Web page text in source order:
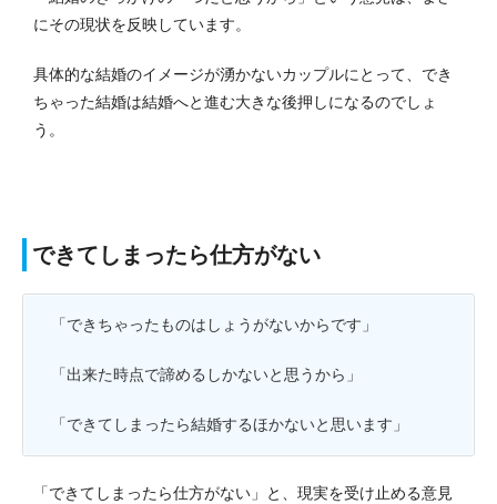
にその現状を反映しています。
具体的な結婚のイメージが湧かないカップルにとって、でき
ちゃった結婚は結婚へと進む大きな後押しになるのでしょ
う。
できてしまったら仕方がない
「できちゃったものはしょうがないからです」
「出来た時点で諦めるしかないと思うから」
「できてしまったら結婚するほかないと思います」
「できてしまったら仕方がない」と、現実を受け止める意見